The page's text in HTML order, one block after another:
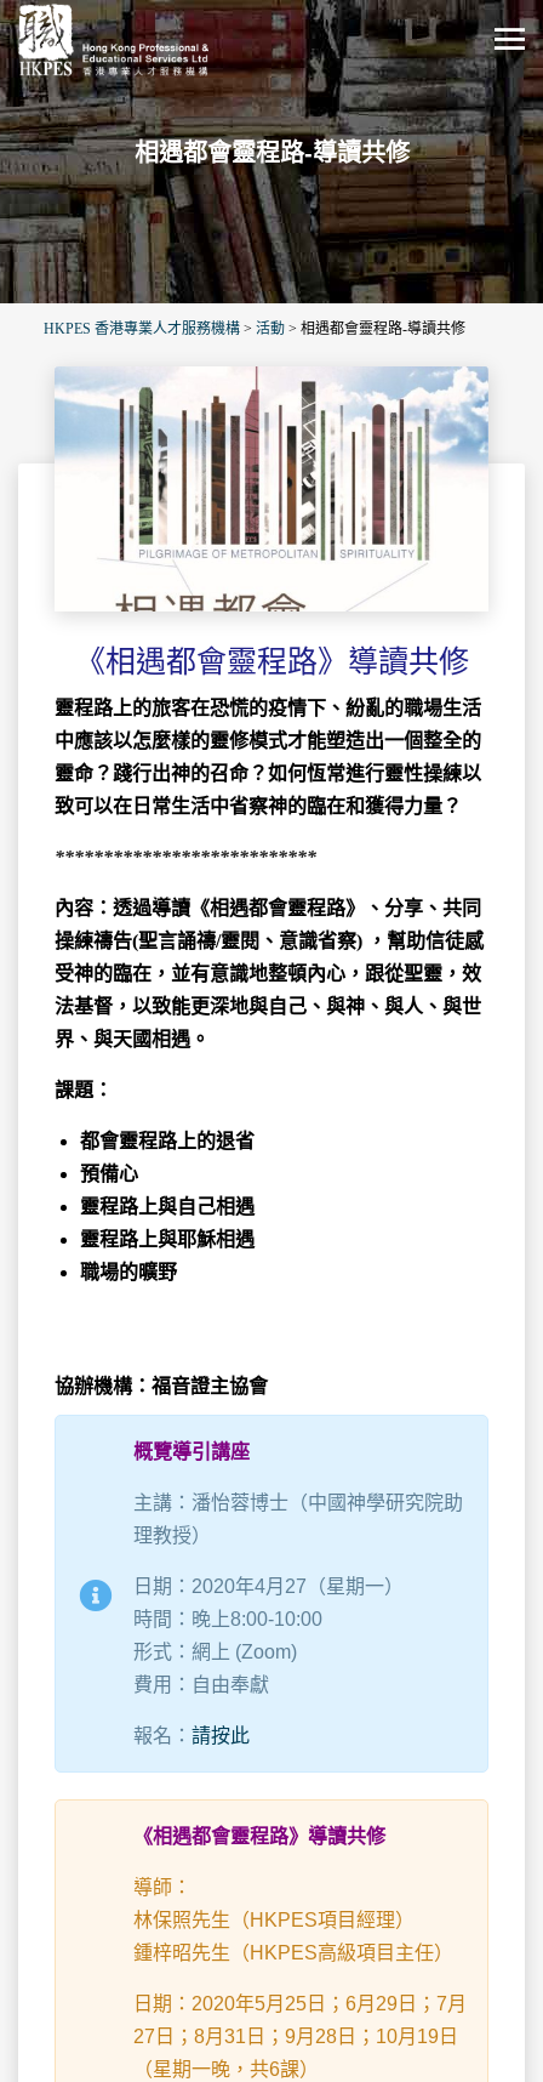
相遇都會靈程路-導讀共修
HKPES 香港專業人才服務機構 > 活動 > 相遇都會靈程路-導讀共修
《相遇都會靈程路》導讀共修
靈程路上的旅客在恐慌的疫情下、紛亂的職場生活
中應該以怎麼樣的靈修模式才能塑造出一個整全的
靈命？踐行出神的召命？如何恆常進行靈性操練以
致可以在日常生活中省察神的臨在和獲得力量？
***************************
內容：透過導讀《相遇都會靈程路》、分享、共同
操練禱告(聖言誦禱/靈閱、意識省察) ，幫助信徒感
受神的臨在，並有意識地整頓內心，跟從聖靈，效
法基督，以致能更深地與自己、與神、與人、與世
界、與天國相遇。
課題：
都會靈程路上的退省
預備心
靈程路上與自己相遇
靈程路上與耶穌相遇
職場的曠野
協辦機構：福音證主協會
概覽導引講座
主講：潘怡蓉博士（中國神學研究院助
理教授）
日期：2020年4月27（星期一）
時間：晚上8:00-10:00
形式：網上 (Zoom)
費用：自由奉獻
報名： 請按此
《相遇都會靈程路》導讀共修
導師：
林保照先生（HKPES項目經理）
鍾梓昭先生（HKPES高級項目主任）
日期：2020年5月25日；6月29日；7月
27日；8月31日；9月28日；10月19日
（星期一晚，共6課）